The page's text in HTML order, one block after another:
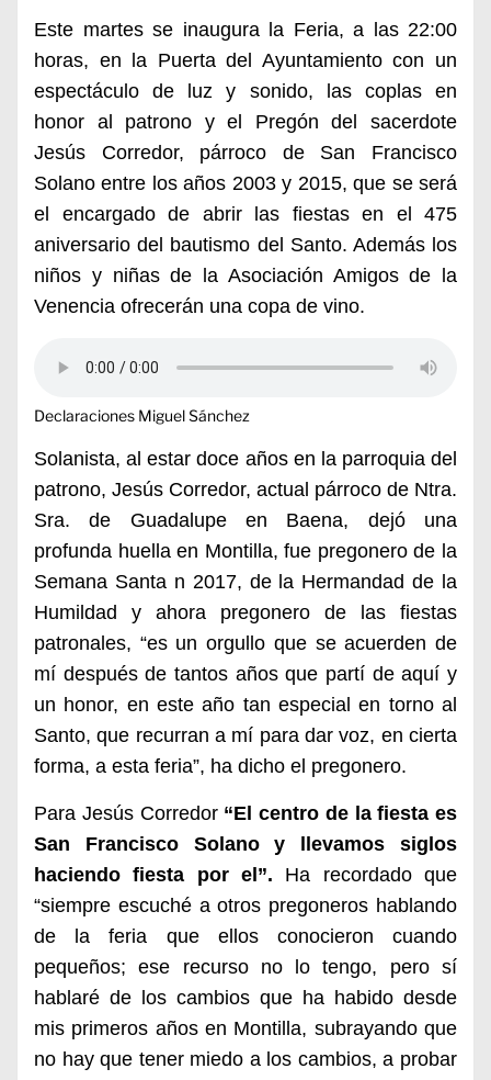
Este martes se inaugura la Feria, a las 22:00
horas, en la Puerta del Ayuntamiento con un
espectáculo de luz y sonido, las coplas en
honor al patrono y el Pregón del sacerdote
Jesús Corredor, párroco de San Francisco
Solano entre los años 2003 y 2015, que se será
el encargado de abrir las fiestas en el 475
aniversario del bautismo del Santo. Además los
niños y niñas de la Asociación Amigos de la
Venencia ofrecerán una copa de vino.
Declaraciones Miguel Sánchez
Solanista, al estar doce años en la parroquia del
patrono, Jesús Corredor, actual párroco de Ntra.
Sra. de Guadalupe en Baena, dejó una
profunda huella en Montilla, fue pregonero de la
Semana Santa n 2017, de la Hermandad de la
Humildad y ahora pregonero de las fiestas
patronales, “es un orgullo que se acuerden de
mí después de tantos años que partí de aquí y
un honor, en este año tan especial en torno al
Santo, que recurran a mí para dar voz, en cierta
forma, a esta feria”, ha dicho el pregonero.
Para Jesús Corredor “El centro de la fiesta es
San Francisco Solano y
levamos siglos
haciendo fiesta por el”. Ha recordado que
“siempre escuché a otros pregoneros hablando
de la feria que ellos conocieron cuando
pequeños; ese recurso no lo tengo, pero sí
hablaré de los cambios que ha habido desde
mis primeros años en Montilla, subrayando que
no hay que tener miedo a los cambios, a probar